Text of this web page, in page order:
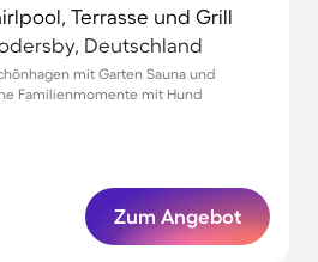
Terrasse und Grill
Deutschland
mit Garten Sauna und
Familienmomente mit Hund
Zum Angebot